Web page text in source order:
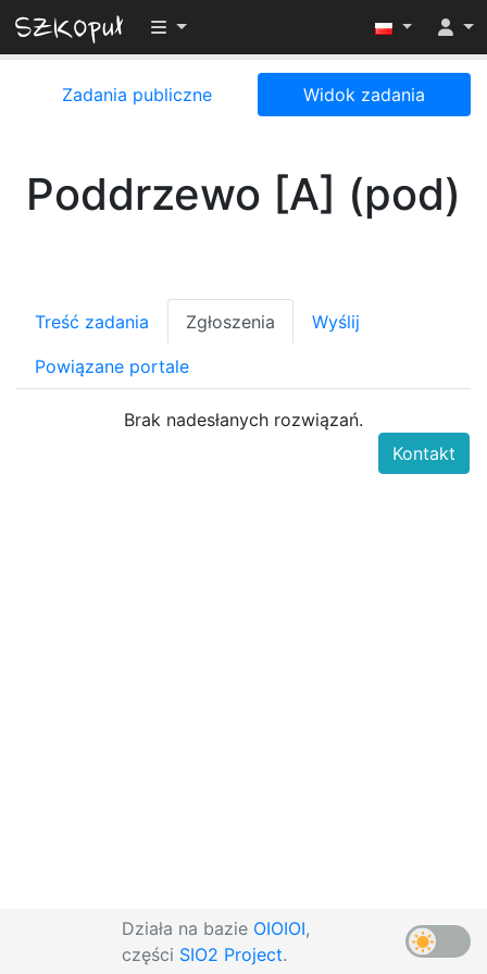
Przełącz widoczność menu
Zadania publiczne Widok zadania
Poddrzewo [A] (pod)
Treść zadania Zgłoszenia Wyślij
Powiązane portale
Brak nadesłanych rozwiązań.
Działa na bazie OIOIOI,
części SIO2 Project.
Kontakt